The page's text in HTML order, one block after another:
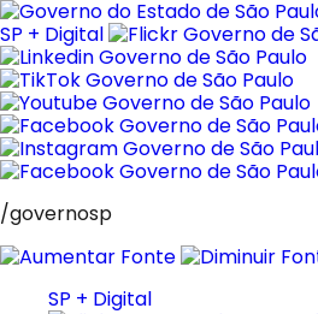
Pular
para
o
conteúdo
SP + Digital
/governosp
SP + Digital